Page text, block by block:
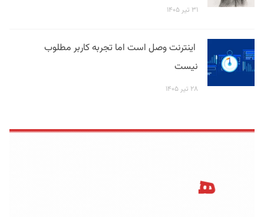
۳۱ تیر ۱۴۰۵
اینترنت وصل است اما تجربه کاربر مطلوب
نیست
۲۸ تیر ۱۴۰۵